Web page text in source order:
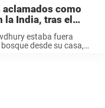
como
la India, tras el
en el bosque
estaba fuera
desde su casa,